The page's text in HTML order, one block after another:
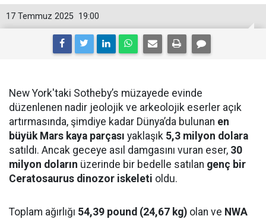
19:00
17 Temmuz 2025
New York'taki Sotheby’s müzayede evinde
düzenlenen nadir jeolojik ve arkeolojik eserler açık
artırmasında, şimdiye kadar Dünya’da bulunan en
büyük Mars kaya parçası yaklaşık 5,3 milyon dolara
satıldı. Ancak geceye asıl damgasını vuran eser, 30
milyon doların üzerinde bir bedelle satılan genç bir
Ceratosaurus dinozor iskeleti oldu.
Toplam ağırlığı 54,39 pound (24,67 kg) olan ve NWA